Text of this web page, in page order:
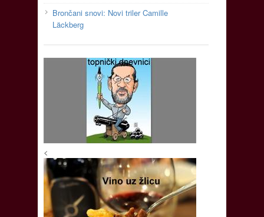
Brončani snovi: Novi triler Camille
Läckberg
<